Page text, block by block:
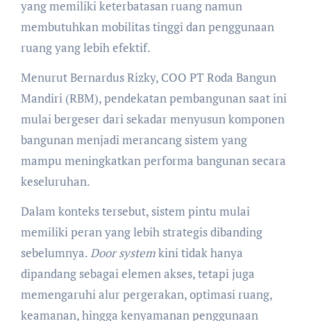
yang memiliki keterbatasan ruang namun
membutuhkan mobilitas tinggi dan penggunaan
ruang yang lebih efektif.
Menurut Bernardus Rizky, COO PT Roda Bangun
Mandiri (RBM), pendekatan pembangunan saat ini
mulai bergeser dari sekadar menyusun komponen
bangunan menjadi merancang sistem yang
mampu meningkatkan performa bangunan secara
keseluruhan.
Dalam konteks tersebut, sistem pintu mulai
memiliki peran yang lebih strategis dibanding
sebelumnya. Door systemkini tidak hanya
dipandang sebagai elemen akses, tetapi juga
memengaruhi alur pergerakan, optimasi ruang,
keamanan, hingga kenyamanan penggunaan